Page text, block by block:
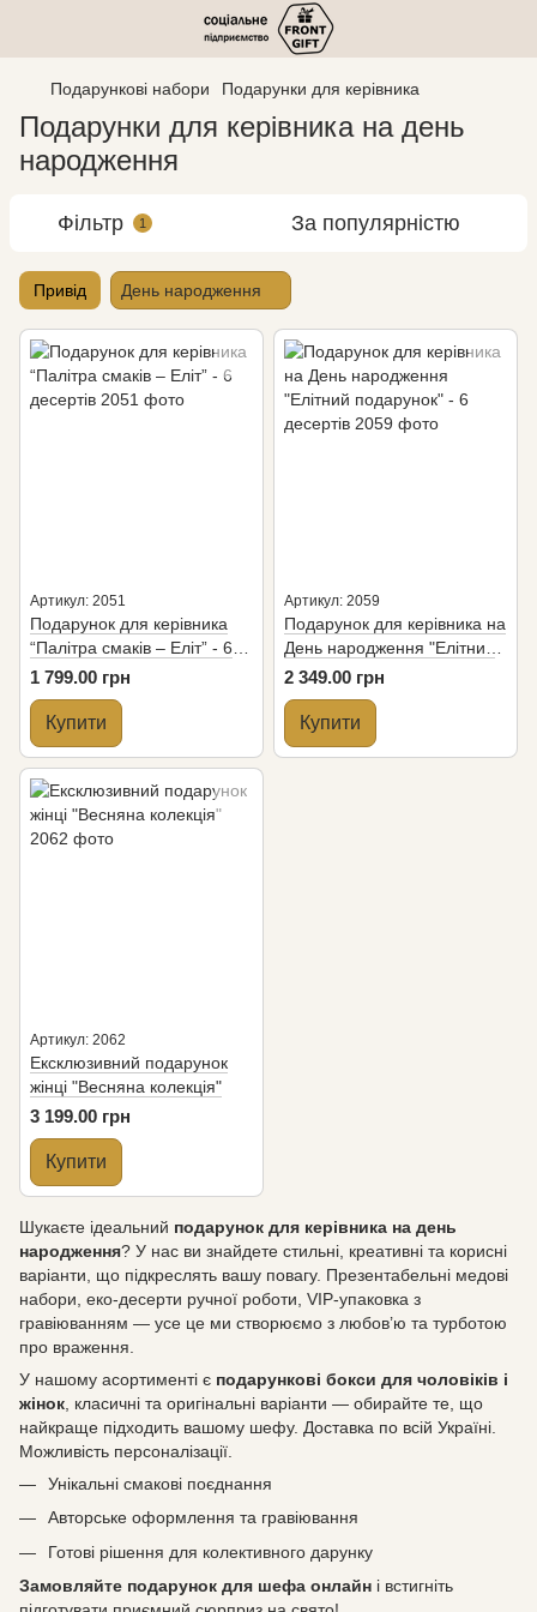
Подарункові набори Подарунки для керівника
Подарунки для керівника на день
народження
Фільтр 1 За популярністю
Привід День народження
Артикул: 2051
Подарунок для керівника
“Палітра смаків – Еліт” - 6
десертів
1 799.00 грн
Купити
Артикул: 2059
Подарунок для керівника на
День народження "Елітний
подарунок" - 6 десертів
2 349.00 грн
Купити
Артикул: 2062
Ексклюзивний подарунок
жінці "Весняна колекція"
3 199.00 грн
Купити
Шукаєте ідеальний подарунок для керівника на день
народження? У нас ви знайдете стильні, креативні та корисні
варіанти, що підкреслять вашу повагу. Презентабельні медові
набори, еко-десерти ручної роботи, VIP-упаковка з
гравіюванням — усе це ми створюємо з любов’ю та турботою
про враження.
У нашому асортименті є подарункові бокси для чоловіків і
жінок , класичні та оригінальні варіанти — обирайте те, що
найкраще підходить вашому шефу. Доставка по всій Україні.
Можливість персоналізації.
Унікальні смакові поєднання
Авторське оформлення та гравіювання
Готові рішення для колективного дарунку
Замовляйте подарунок для шефа онлайн і встигніть